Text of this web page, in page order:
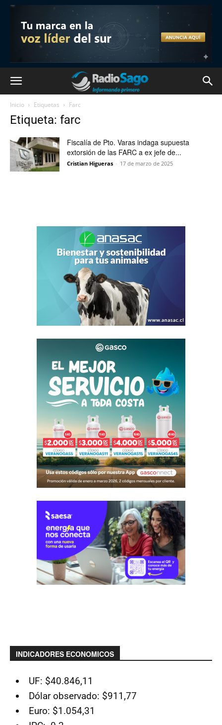
Inicio Etiquetas Farc
Etiqueta: farc
Fiscalía de Pto. Varas indaga supuesta
extorsión de las FARC a ex jefe de...
Cristian Higueras - 17 de marzo de 2025
INDICADORES ECONOMICOS
UF: $40.846,11
Dólar observado: $911,77
Euro: $1.054,31